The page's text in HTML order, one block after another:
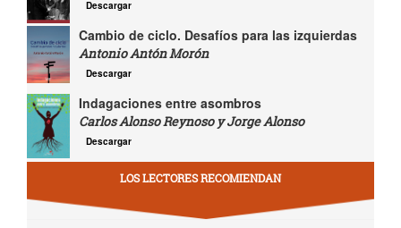
Descargar
Cambio de ciclo. Desafíos para las izquierdas
Antonio Antón Morón
Descargar
Indagaciones entre asombros
Carlos Alonso Reynoso y Jorge Alonso
Descargar
LOS LECTORES RECOMIENDAN